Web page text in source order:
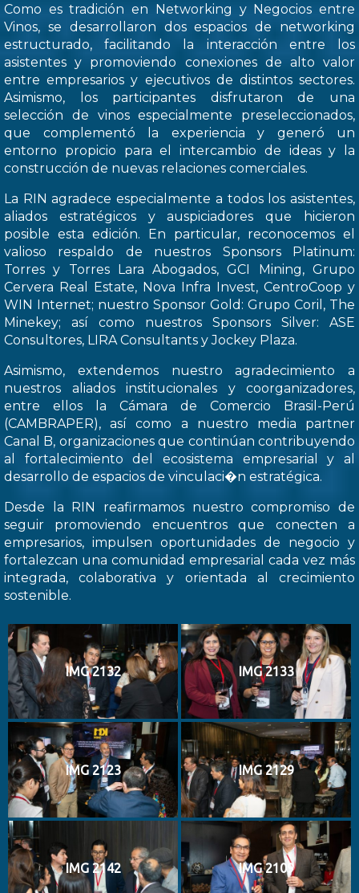
Como es tradición en Networking y Negocios entre
Vinos, se desarrollaron dos espacios de networking
estructurado, facilitando la interacción entre los
asistentes y promoviendo conexiones de alto valor
entre empresarios y ejecutivos de distintos sectores.
Asimismo, los participantes disfrutaron de una
selección de vinos especialmente preseleccionados,
que complementó la experiencia y generó un
entorno propicio para el intercambio de ideas y la
construcción de nuevas relaciones comerciales.
La RIN agradece especialmente a todos los asistentes,
aliados estratégicos y auspiciadores que hicieron
posible esta edición. En particular, reconocemos el
valioso respaldo de nuestros Sponsors Platinum:
Torres y Torres Lara Abogados, GCI Mining, Grupo
Cervera Real Estate, Nova Infra Invest, CentroCoop y
WIN Internet; nuestro Sponsor Gold: Grupo Coril, The
Minekey; así como nuestros Sponsors Silver: ASE
Consultores, LIRA Consultants y Jockey Plaza.
Asimismo, extendemos nuestro agradecimiento a
nuestros aliados institucionales y coorganizadores,
entre ellos la Cámara de Comercio Brasil-Perú
(CAMBRAPER), así como a nuestro media partner
Canal B, organizaciones que continúan contribuyendo
al fortalecimiento del ecosistema empresarial y al
desarrollo de espacios de vinculaci�n estratégica.
Desde la RIN reafirmamos nuestro compromiso de
seguir promoviendo encuentros que conecten a
empresarios, impulsen oportunidades de negocio y
fortalezcan una comunidad empresarial cada vez más
integrada, colaborativa y orientada al crecimiento
sostenible.
IMG 2132 IMG 2133
IMG 2123 IMG 2129
IMG 2142 IMG 2109